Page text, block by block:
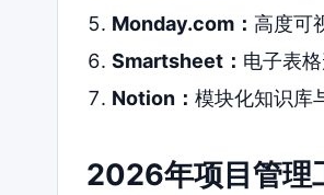
Monday.com： 高度可
Smartsheet： 电子表
Notion： 模块化知识库
2026年项目管理